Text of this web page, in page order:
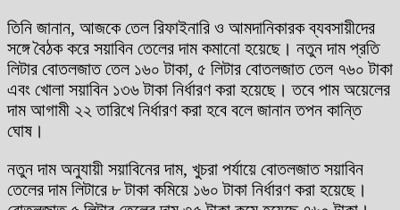
তিনি জানান, আজকে তেল রিফাইনারি ও আমদানিকারক ব্যবসায়ীদের
সঙ্গে বৈঠক করে সয়াবিন তেলের দাম কমানো হয়েছে। নতুন দাম প্রতি
লিটার বোতলজাত তেল ১৬০ টাকা, ৫ লিটার বোতলজাত তেল ৭৬০ টাকা
এবং খোলা সয়াবিন ১৩৬ টাকা নির্ধারণ করা হয়েছে। তবে পাম অয়েলের
দাম আগামী ২২ তারিখে নির্ধারণ করা হবে বলে জানান তপন কান্তি
ঘোষ।
নতুন দাম অনুযায়ী সয়াবিনের দাম, খুচরা পর্যায়ে বোতলজাত সয়াবিন
তেলের দাম লিটারে ৮ টাকা কমিয়ে ১৬০ টাকা নির্ধারণ করা হয়েছে।